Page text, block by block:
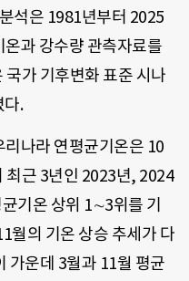
석은 1981년부터 2025
과 강수량 관측자료를
가 기후변화 표준 시나
다.
나라 연평균기온은 10
근 3년인 2023년, 2024
기온 상위 1∼3위를 기
월의 기온 상승 추세가 다
가운데 3월과 11월 평균